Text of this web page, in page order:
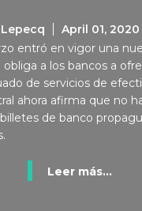
April 01, 2020
entró en vigor una
obliga a los bancos a
de servicios de
ahora afirma que no
de banco
Leer más...